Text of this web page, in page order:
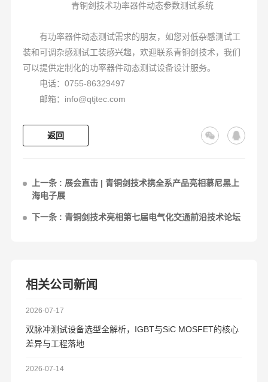
青铜剑技术功率器件动态参数测试系统
有功率器件动态测试需求的朋友，如您对低杂感测试工
装和可调杂感测试工装感兴趣，欢迎联系青铜剑技术，我们
可以提供定制化的功率器件动态测试设备设计服务。
电话：0755-86329497
邮箱：info@qtjtec.com
返回
上一条 : 展会直击 | 青铜剑技术携全系产品亮相慕尼黑上
海电子展
下一条 : 青铜剑技术亮相第七届电气化交通前沿技术论坛
相关公司新闻
2026-07-17
双脉冲测试设备选型全解析，IGBT与SiC MOSFET的核心
差异与工程落地
2026-07-14